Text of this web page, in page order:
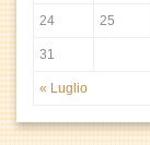
« Luglio
24 25
31